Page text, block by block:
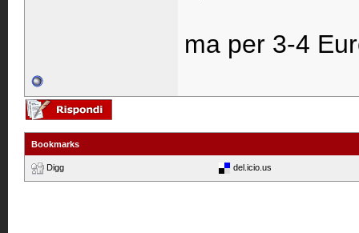
ma per 3-4
Bookmarks
Digg del.icio.us